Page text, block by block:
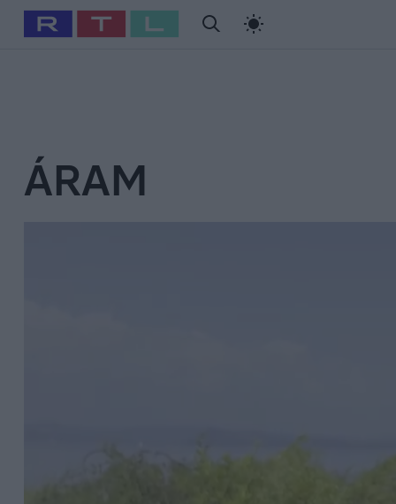
Babits Marcella Szellő István Most Wanted
ÁRAM